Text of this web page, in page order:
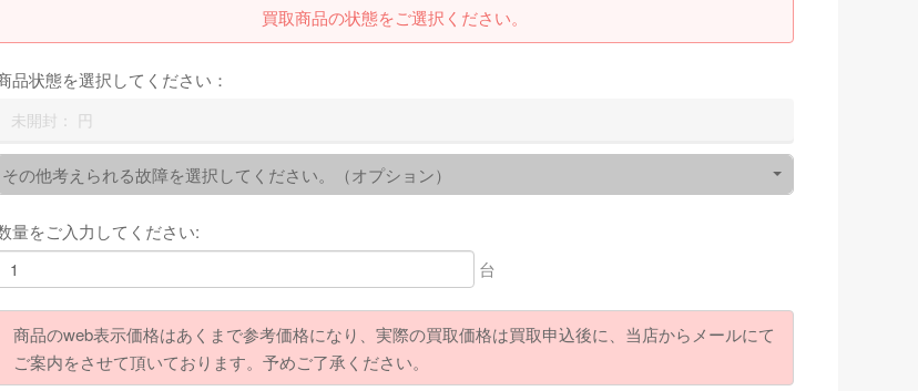
買取商品の状態をご選択ください。
品状態を選択してください：
未開封： 円
その他考えられる故障を選択してください。（オプション）
量をご入力してください:
台
商品のweb表示価格はあくまで参考価格になり、実際の買取価格は買取申込後に、当店からメールにて
ご案内をさせて頂いております。予めご了承ください。